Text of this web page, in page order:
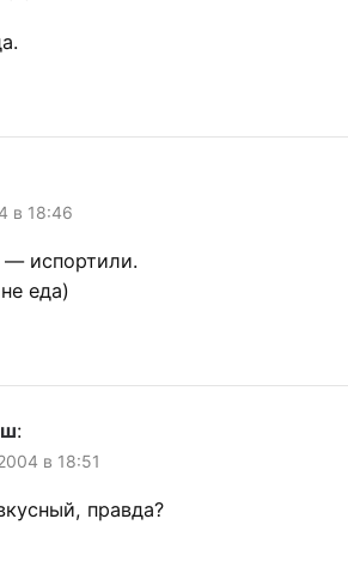
в 18:46
— испортили.
еда)
:
в 18:51
правда?